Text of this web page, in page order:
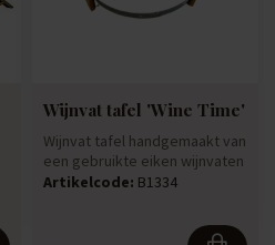
Wijnvat tafel 'Wine Time'
Wijnvat tafel handgemaakt van
een gebruikte eiken wijnvaten
die jarenlang hebb...
Artikelcode: B1334